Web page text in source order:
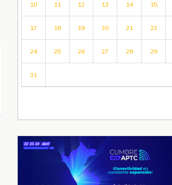
10 11 12 13 14 15
17 18 19 20 21 22
24 25 26 27 28 29
31